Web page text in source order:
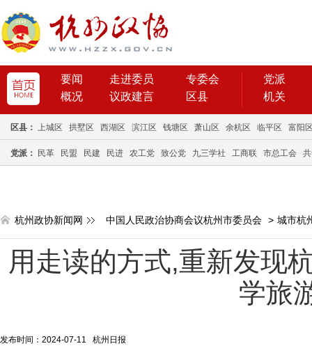
要闻 走进委员
专委会
概况
议政建言 区县
党派
机关
区县： 上城区 拱墅区 西湖区 滨江区 钱塘区 萧山区 余杭区 临平区 富阳
党派： 民革 民盟 民建 民进 农工党 致公党 九三学社 工商联 市总工会
杭州政协新闻网 中国人民政治协商会议杭州市委员会 > 城市杭
用走读的方式,重新发
学旅
发布时间：2024-07-11 杭州日报